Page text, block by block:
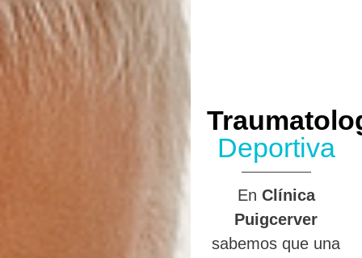
Deportiva
En Clínica
Puigcerver
sabemos que una